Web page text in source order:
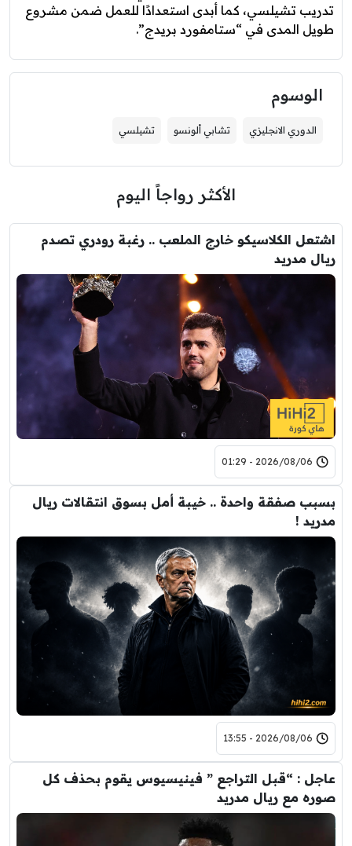
تدريب تشيلسي، كما أبدى استعدادًا للعمل ضمن مشروع
طويل المدى في “ستامفورد بريدج”.
الوسوم
الدوري الانجليزي تشابي ألونسو تشيلسي
الأكثر رواجاً اليوم
اشتعل الكلاسيكو خارج الملعب .. رغبة رودري تصدم
ريال مدريد
2026/08/06 - 01:29
بسبب صفقة واحدة .. خيبة أمل بسوق انتقالات ريال
مدريد !
2026/08/06 - 13:55
عاجل : “قبل التراجع ” فينيسيوس يقوم بحذف كل
صوره مع ريال مدريد